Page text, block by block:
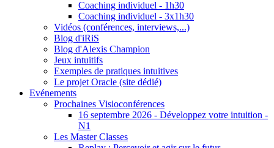
Coaching individuel - 1h30
Coaching individuel - 3x1h30
Vidéos (conférences, interviews,...)
Blog d'iRiS
Blog d'Alexis Champion
Jeux intuitifs
Exemples de pratiques intuitives
Le projet Oracle (site dédié)
Evénements
Prochaines Visioconférences
16 septembre 2026 - Développez votre intuition -
N1
Les Master Classes